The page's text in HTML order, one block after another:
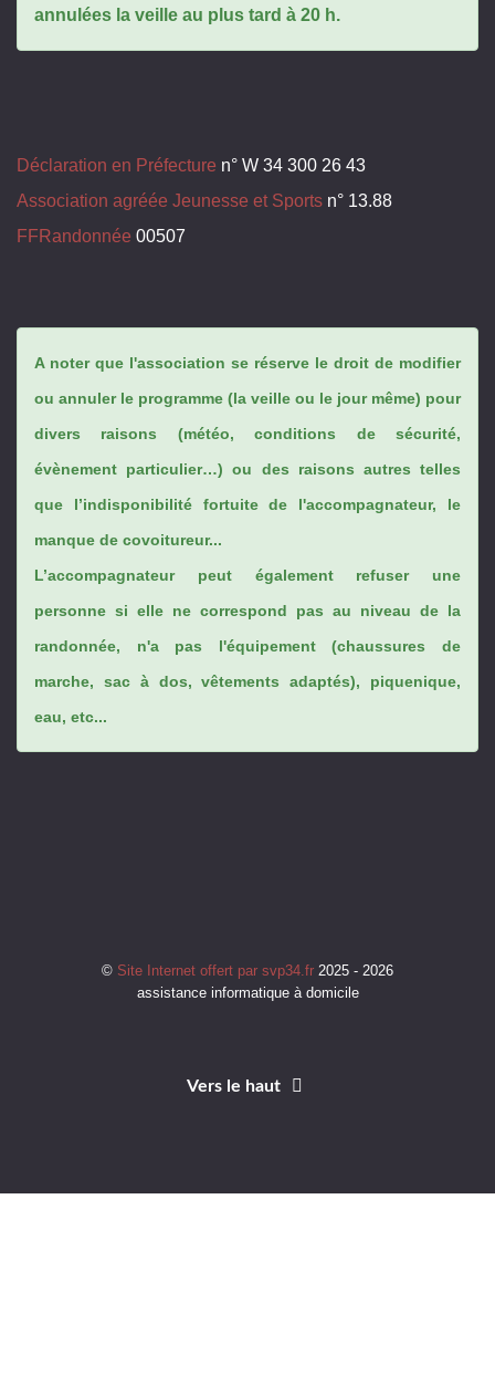
annulées la veille au plus tard à 20 h.
Déclaration en Préfecture n° W 34 300 26 43
Association agréée Jeunesse et Sports n° 13.88
FFRandonnée 00507
A noter que l'association se réserve le droit de modifier
ou annuler le programme (la veille ou le jour même) pour
divers raisons (météo, conditions de sécurité,
évènement particulier…) ou des raisons autres telles
que l’indisponibilité fortuite de l'accompagnateur, le
manque de covoitureur...
L’accompagnateur peut également refuser une
personne si elle ne correspond pas au niveau de la
randonnée, n'a pas l'équipement (chaussures de
marche, sac à dos, vêtements adaptés), piquenique,
eau, etc...
© Site Internet offert par svp34.fr 2025 - 2026
assistance informatique à domicile
Vers le haut